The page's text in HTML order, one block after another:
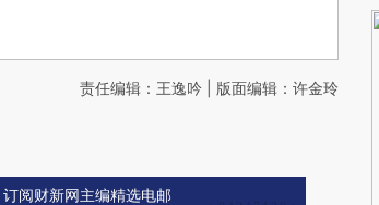
责任编辑：王逸吟 | 版面编辑：许金玲
订阅财新网主编精选电邮